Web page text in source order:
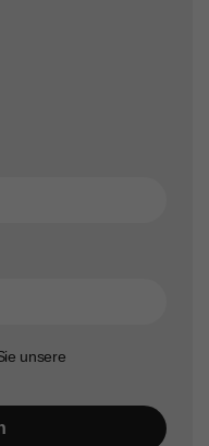
unsere